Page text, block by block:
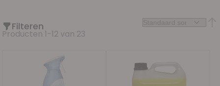
Producten 1-12 van 23
Filteren